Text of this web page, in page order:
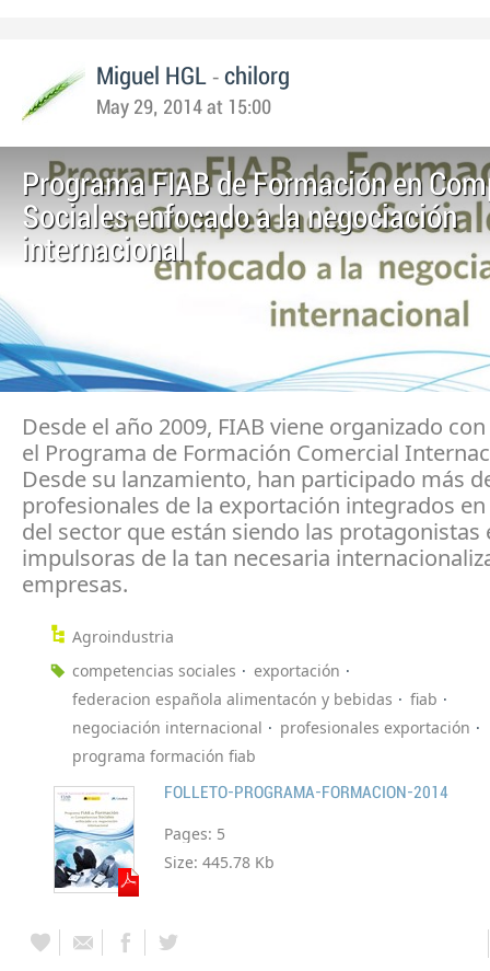
Miguel HGL - chilorg
May 29, 2014 at 15:00
Programa FIAB de Formación en
Sociales enfocado a la negociación
internacional
Desde el año 2009, FIAB viene organizado
el Programa de Formación Comercial
Desde su lanzamiento, han participado más
profesionales de la exportación integrados
del sector que están siendo las protagonistas
impulsoras de la tan necesaria
empresas.
Agroindustria
competencias sociales
exportación
federacion española alimentacón y bebidas
fiab
negociación internacional
profesionales exportación
programa formación fiab
FOLLETO-PROGRAMA-FORMACION-2014
Pages: 5
Size: 445.78 Kb